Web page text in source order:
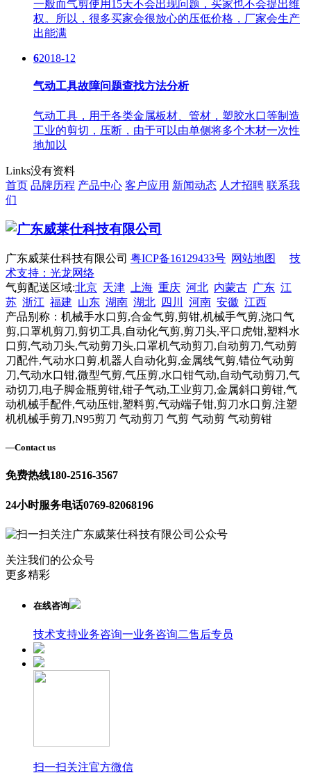
一般而气剪使用15天不会出现问题，买家也不会提出维
权。所以，很多买家会很放心的压低价格，厂家会生产
出能满
62018-12
气动工具故障问题查找方法分析
气动工具，用于各类金属板材、管材，塑胶水口等制造
工业的剪切，压断，由于可以由单侧将多个木材一次性
地加以
Links没有资料
首页 品牌历程 产品中心 客户应用 新闻动态 人才招聘 联系我
们
广东威莱仕科技有限公司 粤ICP备16129433号 网站地图
技
术支持：光龙网络
气剪配送区域:北京 天津 上海 重庆 河北 内蒙古 广东 江
苏 浙江 福建 山东 湖南 湖北 四川 河南 安徽 江西
产品别称：机械手水口剪,合金气剪,剪钳,机械手气剪,浇口气
剪,口罩机剪刀,剪切工具,自动化气剪,剪刀头,平口虎钳,塑料水
口剪,气动刀头,气动剪刀头,口罩机气动剪刀,自动剪刀,气动剪
刀配件,气动水口剪,机器人自动化剪,金属线气剪,错位气动剪
刀,气动水口钳,微型气剪,气压剪,水口钳气动,自动气动剪刀,气
动切刀,电子脚金瓶剪钳,钳子气动,工业剪刀,金属斜口剪钳,气
动机械手配件,气动压钳,塑料剪,气动端子钳,剪刀水口剪,注塑
机机械手剪刀,N95剪刀 气动剪刀 气剪 气动剪 气动剪钳
—Contact us
免费热线180-2516-3567
24小时服务电话0769-82068196
关注我们的公众号
更多精彩
在线咨询
技术支持业务咨询一业务咨询二售后专员
扫一扫关注官方微信